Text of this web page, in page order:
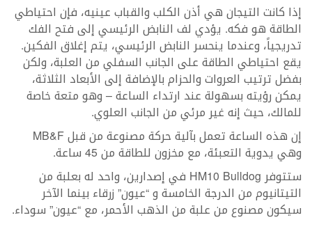
إذا كانت التيجان هي أذن الكلب والقباب عينيه، فإن احتياطي
الطاقة هو فكه. يؤدي لف النابض الرئيسي إلى فتح الفك
تدريجياً، وعندما ينحسر النابض الرئيسي، يتم إغلاق الفكين.
يقع احتياطي الطاقة على الجانب السفلي من العلبة، ولكن
بفضل ترتيب العروات والحزام بالإضافة إلى الأبعاد الثلاثة،
يمكن رؤيته بسهولة عند ارتداء الساعة – وهو متعة خاصة
للمالك، حيث إنه غير مرئي من الجانب العلوي.
إن هذه الساعة تعمل بآلية حركة مصنوعة من قبل MB&F
وهي يدوية التعبئة، مع مخزون للطاقة من 45 ساعة.
ستتوفر HM10 Bulldog في إصدارين، واحد له بعلبة من
التيتانيوم من الدرجة الخامسة و “عيون” زرقاء بينما الآخر
سيكون مصنوع من علبة من الذهب الأحمر، مع “عيون” سوداء.